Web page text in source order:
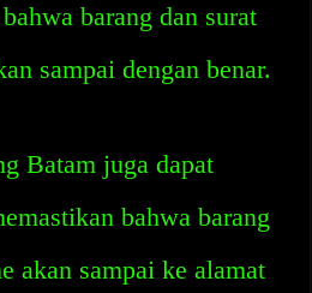
barang dan surat
sampai dengan benar.
Batam juga dapat
bahwa barang
akan sampai ke alamat